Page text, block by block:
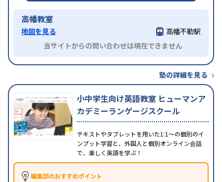
高幡教室
地図を見る
高幡不動駅
当サイトからの問い合わせは現在できません
塾の詳細を見る
小中学生向け英語教室 ヒューマンア
カデミーランゲージスクール
テキストやタブレットを用いた1:1～の個別のイ
ンプット学習と、外国人と個別オンライン会話
で、楽しく英語を学ぶ！
編集部のおすすめポイント